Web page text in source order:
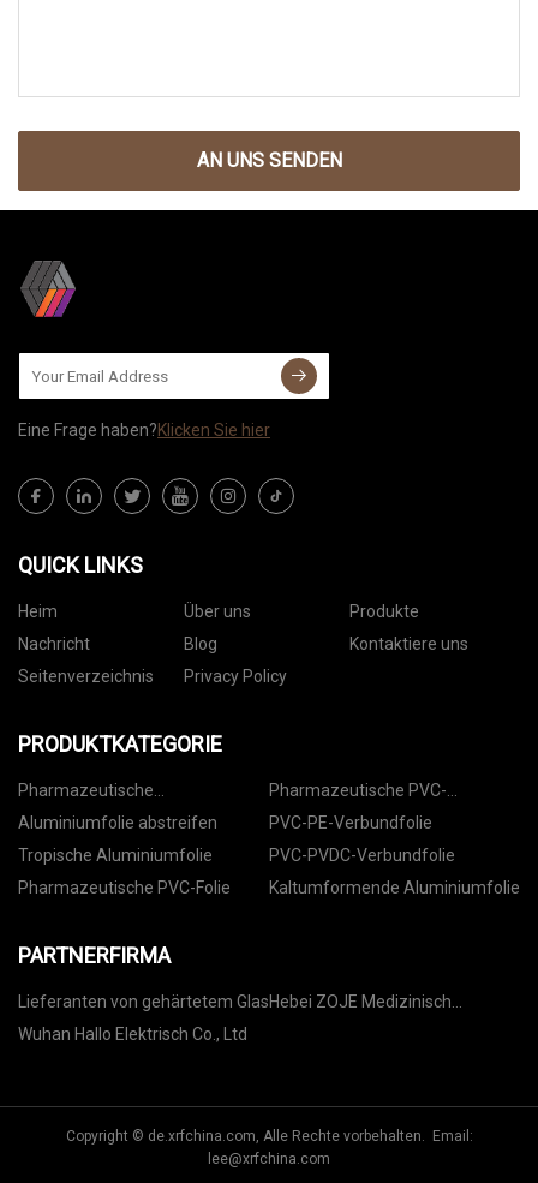
AN UNS SENDEN
Eine Frage haben?Klicken Sie hier
QUICK LINKS
Heim Über uns
Produkte
Nachricht
Blog
Kontaktiere uns
Seitenverzeichnis
Privacy Policy
PRODUKTKATEGORIE
Pharmazeutische
Aluminiumfolie
Pharmazeutische PVC-
Serienfolie
Aluminiumfolie abstreifen
PVC-PE-Verbundfolie
Tropische Aluminiumfolie
PVC-PVDC-Verbundfolie
Pharmazeutische PVC-Folie
Kaltumformende Aluminiumfolie
PARTNERFIRMA
Lieferanten von gehärtetem GlasHebei ZOJE Medizinisch
Wuhan Hallo Elektrisch Co., Ltd
Copyright © de.xrfchina.com, Alle Rechte vorbehalten. Email:
lee@xrfchina.com